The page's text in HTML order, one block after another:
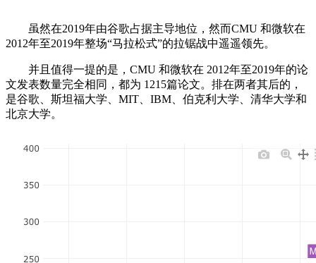
虽然在2019年由谷歌占据主导地位，然而CMU 和微软在
2012年至2019年整场“马拉松式”的拉锯战中遥遥领先。
并且值得一提的是，CMU 和微软在 2012年至2019年的论
文发表数量完全相同，都为 1215篇论文。排在两者其后的，
是谷歌、斯坦福大学、MIT、IBM、伯克利大学、清华大学和
北京大学。